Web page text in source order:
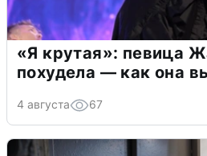
«Я крутая»: певица
похудела — как она
4 августа 67